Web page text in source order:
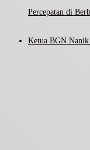
Percepatan di
Ketua BGN